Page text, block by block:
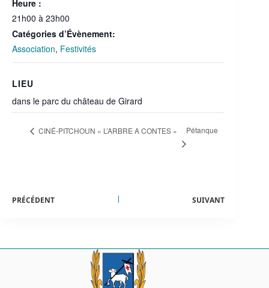
Heure :
21h00 à 23h00
Catégories d’Évènement:
Association, Festivités
LIEU
dans le parc du château de Girard
CINÉ-PITCHOUN « L’ARBRE A CONTES » Pétanque
PRÉCÉDENT SUIVANT